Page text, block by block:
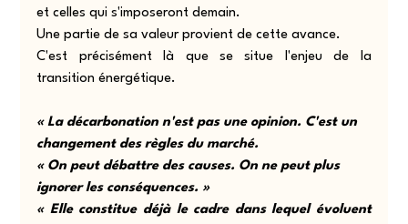
et celles qui s'imposeront demain.
Une partie de sa valeur provient de cette avance.
C'est précisément là que se situe l'enjeu de la
transition énergétique.
« La décarbonation n'est pas une opinion. C'est un
changement des règles du marché.
« On peut débattre des causes. On ne peut plus
ignorer les conséquences. »
« Elle constitue déjà le cadre dans lequel évoluent